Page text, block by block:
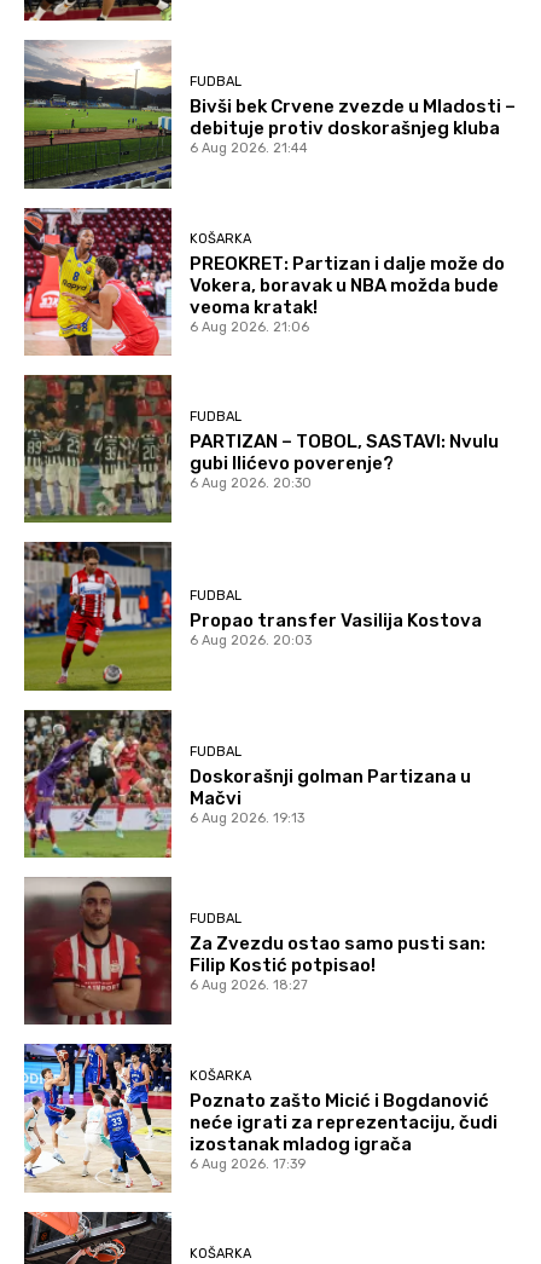
FUDBAL
Bivši bek Crvene zvezde u Mladosti –
debituje protiv doskorašnjeg kluba
6 Aug 2026. 21:44
KOŠARKA
PREOKRET: Partizan i dalje može do
Vokera, boravak u NBA možda bude
veoma kratak!
6 Aug 2026. 21:06
FUDBAL
PARTIZAN – TOBOL, SASTAVI: Nvulu
gubi Ilićevo poverenje?
6 Aug 2026. 20:30
FUDBAL
Propao transfer Vasilija Kostova
6 Aug 2026. 20:03
FUDBAL
Doskorašnji golman Partizana u
Mačvi
6 Aug 2026. 19:13
FUDBAL
Za Zvezdu ostao samo pusti san:
Filip Kostić potpisao!
6 Aug 2026. 18:27
KOŠARKA
Poznato zašto Micić i Bogdanović
neće igrati za reprezentaciju, čudi
izostanak mladog igrača
6 Aug 2026. 17:39
KOŠARKA